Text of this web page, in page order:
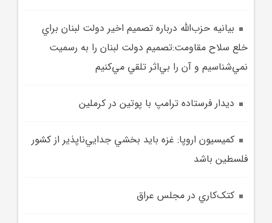
بيانيه‌ حزب‌الله درباره تصميم اخير دولت لبنان براي
خلع سلاح مقاومت:تصميم دولت لبنان را به رسميت
نمي‌شناسيم و آن را بي‌اثر تلقي مي‌کنيم
ديدار فرستاده ترامپ با پوتين در کرملين
کميسيون اروپا: غزه بايد بخشي جدايي‌ناپذير از کشور
فلسطين باشد
کتک‌کاري در مجلس عراق